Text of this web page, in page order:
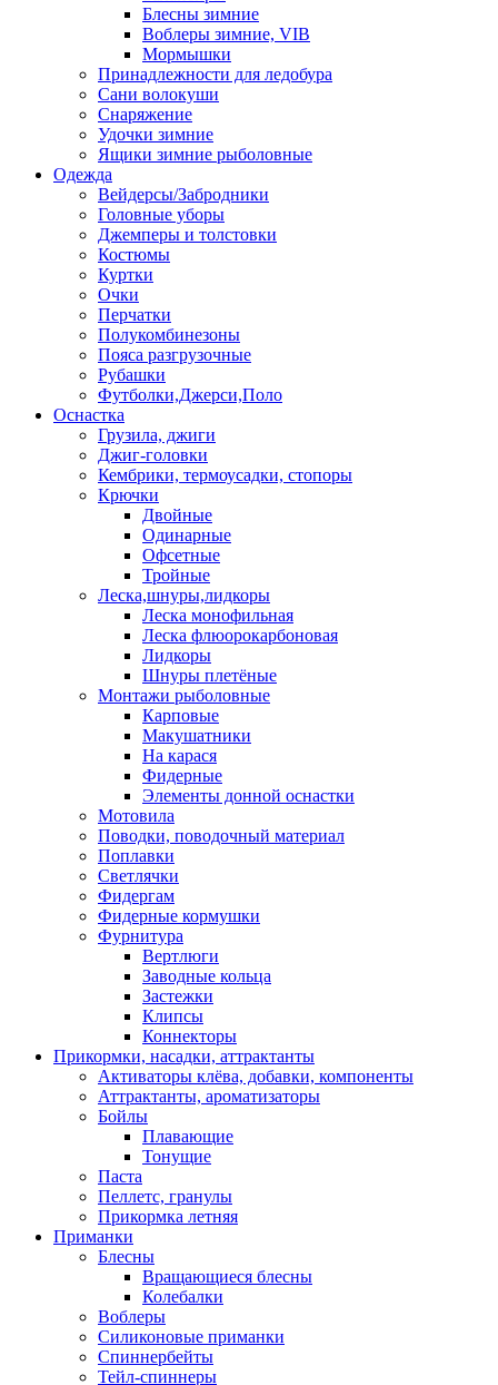
Блесны зимние
Воблеры зимние, VIB
Мормышки
Принадлежности для ледобура
Сани волокуши
Снаряжение
Удочки зимние
Ящики зимние рыболовные
Одежда
Вейдерсы/Забродники
Головные уборы
Джемперы и толстовки
Костюмы
Куртки
Очки
Перчатки
Полукомбинезоны
Пояса разгрузочные
Рубашки
Футболки,Джерси,Поло
Оснастка
Грузила, джиги
Джиг-головки
Кембрики, термоусадки, стопоры
Крючки
Двойные
Одинарные
Офсетные
Тройные
Леска,шнуры,лидкоры
Леска монофильная
Леска флюорокарбоновая
Лидкоры
Шнуры плетёные
Монтажи рыболовные
Карповые
Макушатники
На карася
Фидерные
Элементы донной оснастки
Мотовила
Поводки, поводочный материал
Поплавки
Светлячки
Фидергам
Фидерные кормушки
Фурнитура
Вертлюги
Заводные кольца
Застежки
Клипсы
Коннекторы
Прикормки, насадки, аттрактанты
Активаторы клёва, добавки, компоненты
Аттрактанты, ароматизаторы
Бойлы
Плавающие
Тонущие
Паста
Пеллетс, гранулы
Прикормка летняя
Приманки
Блесны
Вращающиеся блесны
Колебалки
Воблеры
Силиконовые приманки
Спиннербейты
Тейл-спиннеры